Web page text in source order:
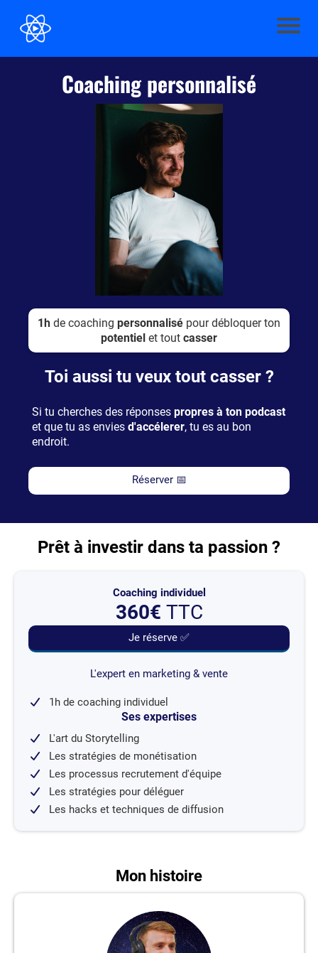
Coaching personnalisé
1h de coaching personnalisé pour débloquer ton
potentiel et tout casser
Toi aussi tu veux tout casser ?
Si tu cherches des réponses propres à ton podcast
et que tu as envies d'accélerer, tu es au bon
endroit.
Réserver 📅
Prêt à investir dans ta passion ?
Coaching individuel
360€ TTC
Je réserve ✅
L'expert en marketing & vente
1h de coaching individuel
Ses expertises
L'art du Storytelling
Les stratégies de monétisation
Les processus recrutement d'équipe
Les stratégies pour déléguer
Les hacks et techniques de diffusion
Mon histoire